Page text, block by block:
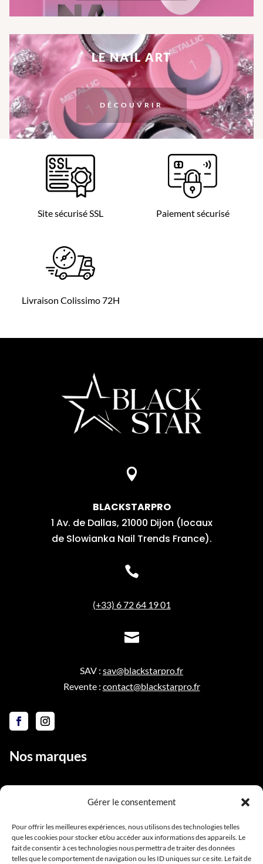
Gérer le consentement
Pour offrir les meilleures expériences, nous utilisons des technologies telles
que les cookies pour stocker et/ou accéder aux informations des appareils. Le
fait de consentir à ces technologies nous permettra de traiter des données
telles que le comportement de navigation ou les ID uniques sur ce site. Le fait de
LE NAIL ART
DÉCOUVRIR
Site sécurisé SSL Paiement sécurisé
Livraison Colissimo 72H

BLACKSTARPRO
1 Av. de Dallas, 21000 Dijon (locaux
de Slowianka Nail Trends France).

(+33) 6 72 64 19 01

SAV : sav@blackstarpro.fr
Revente : contact@blackstarpro.fr
Nos marques
Notre équipe
Contact